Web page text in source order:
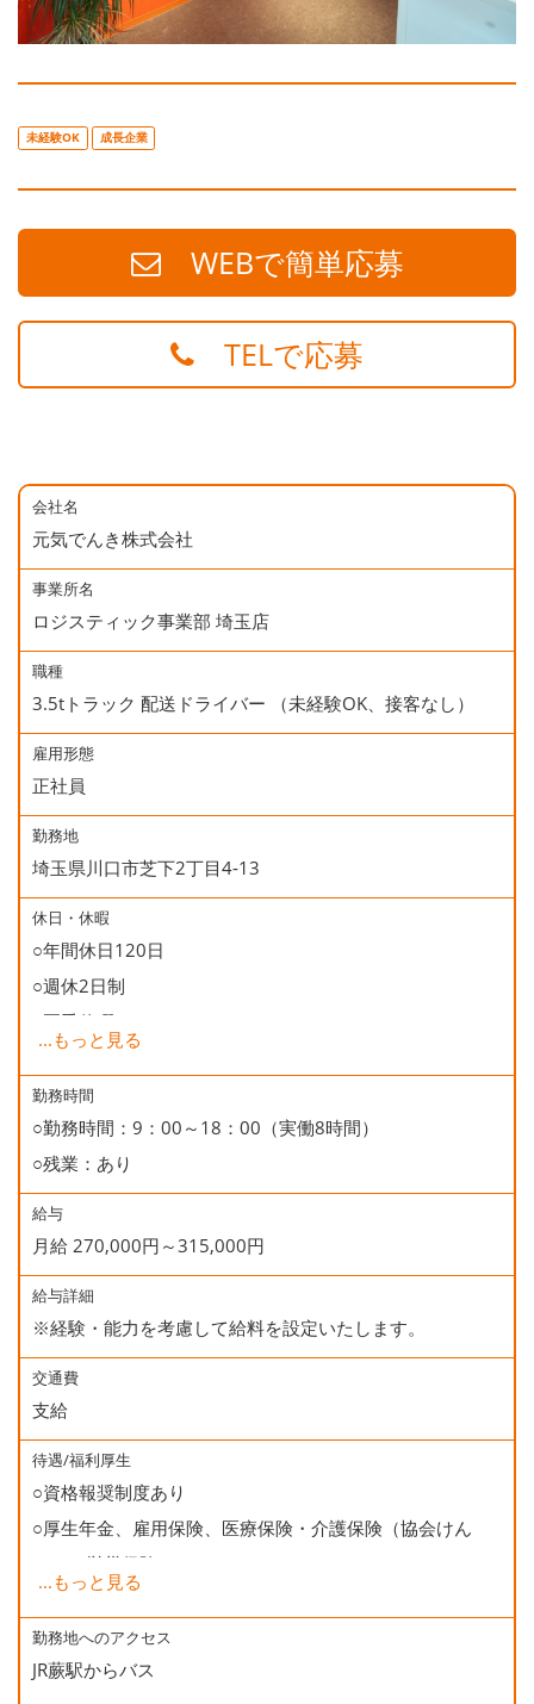
未経験OK 成長企業
WEBで簡単応募
TELで応募
会社名
元気でんき株式会社
事業所名
ロジスティック事業部 埼玉店
職種
3.5tトラック 配送ドライバー （未経験OK、接客なし）
雇用形態
正社員
勤務地
埼玉県川口市芝下2丁目4‐13
休日・休暇
○年間休日120日
○週休2日制
○夏季休暇
○年末年始休暇
○慶弔休暇
○有給休暇
○誕生日休暇
...もっと見る
勤務時間
○勤務時間：9：00～18：00（実働8時間）
○残業：あり
給与
月給 270,000円～315,000円
給与詳細
※経験・能力を考慮して給料を設定いたします。
交通費
支給
待遇/福利厚生
○資格報奨制度あり
○厚生年金、雇用保険、医療保険・介護保険（協会けん
ぽ）、労災保険
○健康診断
○誕生日会
...もっと見る
勤務地へのアクセス
JR蕨駅からバス